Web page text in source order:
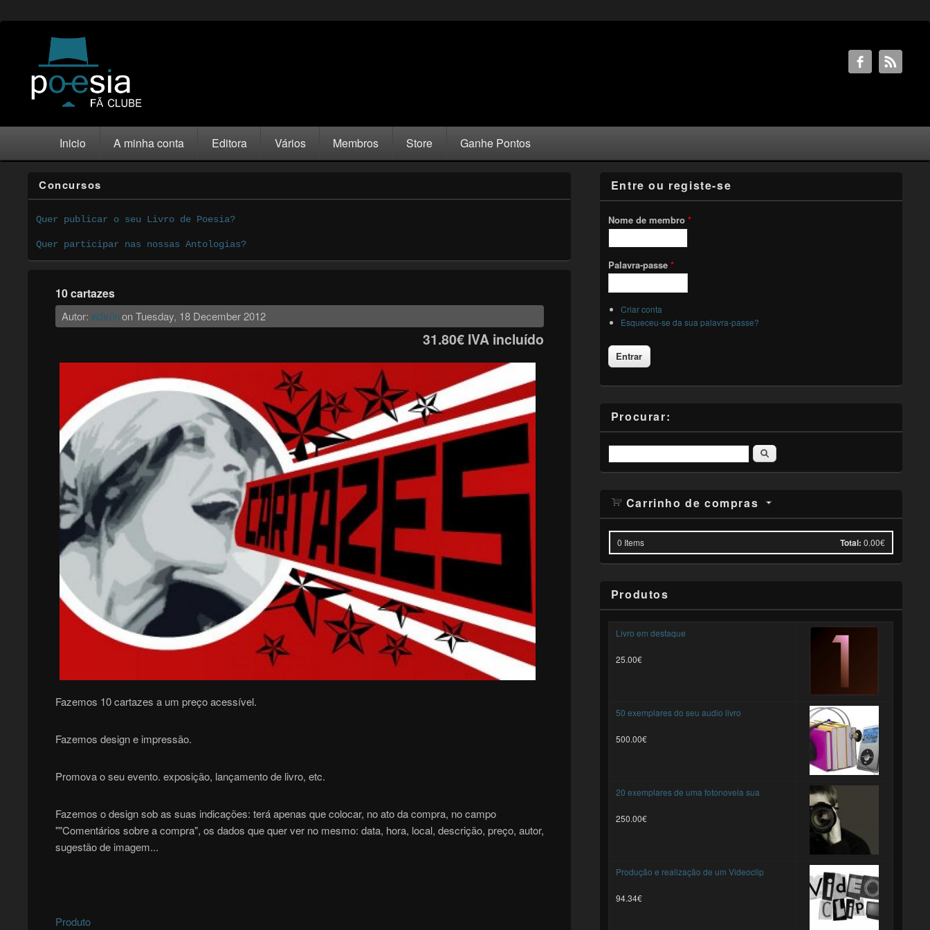
Inicio A minha conta Editora Vários Membros Store Ganhe Pontos
Concursos
Quer publicar o seu Livro de Poesia?
Quer participar nas nossas Antologias?
10 cartazes
Autor: adminon Tuesday, 18 December 2012
31.80€IVA incluído
Fazemos 10 cartazes a um preço acessível.
Fazemos design e impressão.
Promova o seu evento. exposição, lançamento de livro, etc.
Fazemos o design sob as suas indicações: terá apenas que colocar, no ato da compra, no campo
""Comentários sobre a compra", os dados que quer ver no mesmo: data, hora, local, descrição, preço, autor,
sugestão de imagem...
Produto
Entre ou registe-se
Nome de membro *
Palavra-passe *
Criar conta
Esqueceu-se da sua palavra-passe?
Procurar:
Pesquisar
Carrinho de compras
0 Items Total: 0.00€
Produtos
Livro em destaque
25.00€
50 exemplares do seu audio livro
500.00€
20 exemplares de uma fotonovela sua
250.00€
Produção e realização de um Videoclip
94.34€